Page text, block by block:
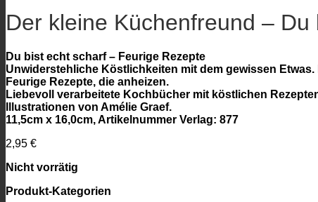
Der kleine Küchenfreund –
Du bist echt scharf – Feurige Rezepte
Unwiderstehliche Köstlichkeiten mit dem gewissen
Feurige Rezepte, die anheizen.
Liebevoll verarbeitete Kochbücher mit köstlichen
Illustrationen von Amélie Graef.
11,5cm x 16,0cm, Artikelnummer Verlag: 877
2,95 €
Nicht vorrätig
Produkt-Kategorien